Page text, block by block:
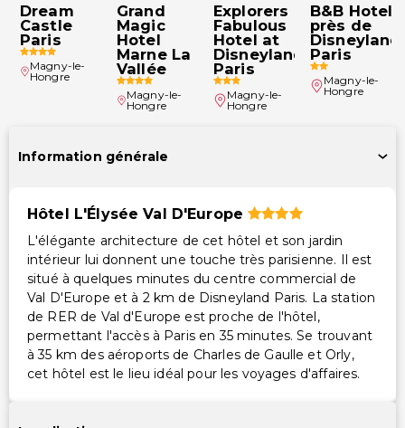
Dream
Castle
Paris
Magny-le-
Hongre
Grand
Magic
Hotel
Marne La
Vallée
Magny-le-
Hongre
Explorers
Fabulous
Hotel at
Disneyland®
Paris
Magny-le-
Hongre
B&B Hotel
près de
Paris
Magny-le-
Hongre
Information générale
Hôtel L'Élysée Val D'Europe
L'élégante architecture de cet hôtel et son jardin
intérieur lui donnent une touche très parisienne. Il est
situé à quelques minutes du centre commercial de
Val D'Europe et à 2 km de Disneyland Paris. La station
de RER de Val d'Europe est proche de l'hôtel,
permettant l'accès à Paris en 35 minutes. Se trouvant
à 35 km des aéroports de Charles de Gaulle et Orly,
cet hôtel est le lieu idéal pour les voyages d'affaires.